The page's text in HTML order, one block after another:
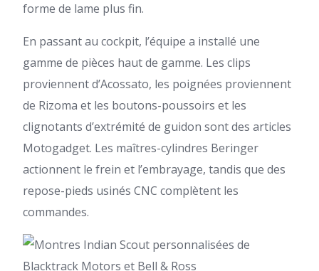
forme de lame plus fin.
En passant au cockpit, l’équipe a installé une
gamme de pièces haut de gamme. Les clips
proviennent d’Acossato, les poignées proviennent
de Rizoma et les boutons-poussoirs et les
clignotants d’extrémité de guidon sont des articles
Motogadget. Les maîtres-cylindres Beringer
actionnent le frein et l’embrayage, tandis que des
repose-pieds usinés CNC complètent les
commandes.